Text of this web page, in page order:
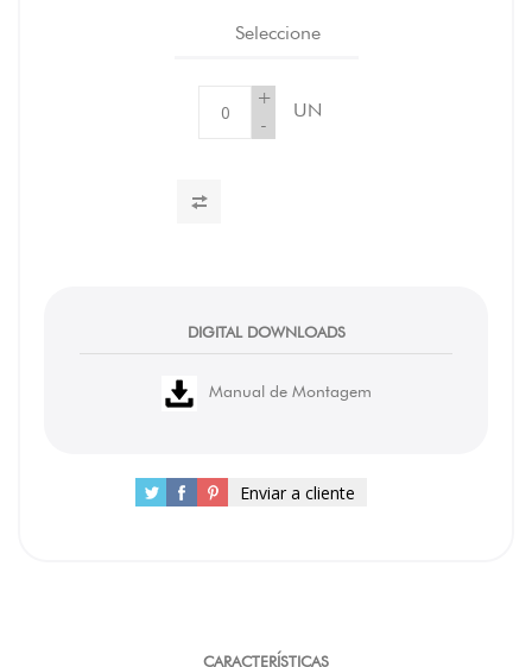
Seleccione
+
-
UN
DIGITAL DOWNLOADS
Manual de Montagem
Enviar a cliente
CARACTERÍSTICAS